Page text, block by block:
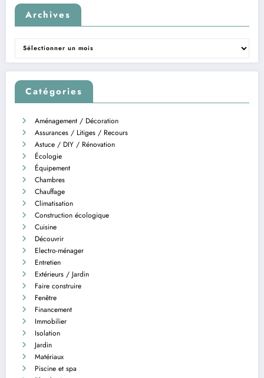
Archives
Archives
Catégories
Aménagement / Décoration
Assurances / Litiges / Recours
Astuce / DIY / Rénovation
Écologie
Équipement
Chambres
Chauffage
Climatisation
Construction écologique
Cuisine
Découvrir
Electro-ménager
Entretien
Extérieurs / Jardin
Faire construire
Fenêtre
Financement
Immobilier
Isolation
Jardin
Matériaux
Piscine et spa